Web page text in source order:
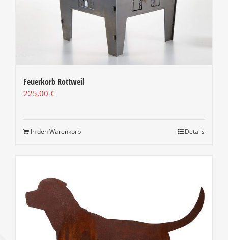
Feuerkorb Rottweil
225,00 €
In den Warenkorb Details